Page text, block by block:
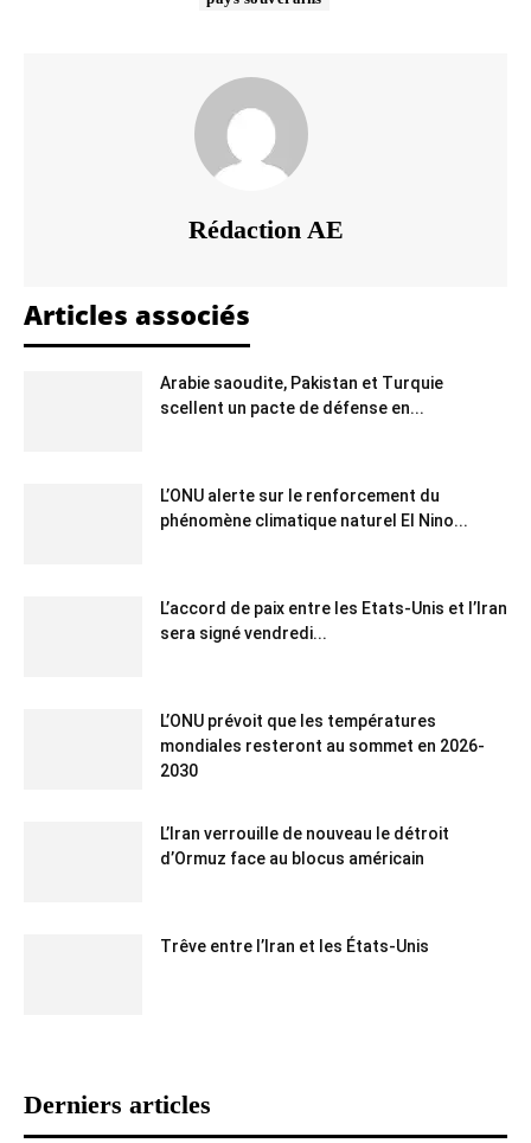
Rédaction AE
Articles associés
Arabie saoudite, Pakistan et Turquie
scellent un pacte de défense en...
L’ONU alerte sur le renforcement du
phénomène climatique naturel El Nino...
L’accord de paix entre les Etats-Unis et l’Iran
sera signé vendredi...
L’ONU prévoit que les températures
mondiales resteront au sommet en 2026-
2030
L’Iran verrouille de nouveau le détroit
d’Ormuz face au blocus américain
Trêve entre l’Iran et les États-Unis
Derniers articles